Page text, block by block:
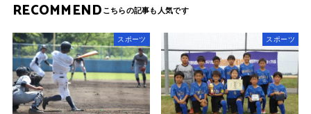
RECOMMEND
スポーツ スポーツ